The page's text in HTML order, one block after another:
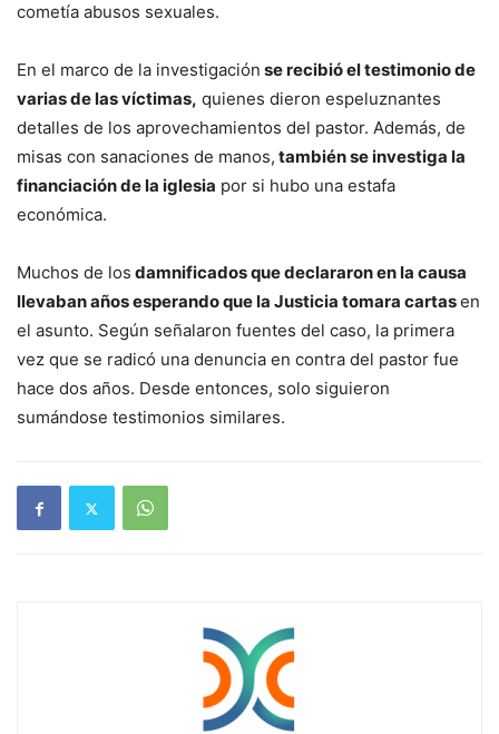
cometía abusos sexuales.
En el marco de la investigación se recibió el testimonio de
varias de las víctimas, quienes dieron espeluznantes
detalles de los aprovechamientos del pastor. Además, de
misas con sanaciones de manos, también se investiga la
financiación de la iglesia por si hubo una estafa
económica.
Muchos de los damnificados que declararon en la causa
llevaban años esperando que la Justicia tomara cartasen
el asunto. Según señalaron fuentes del caso, la primera
vez que se radicó una denuncia en contra del pastor fue
hace dos años. Desde entonces, solo siguieron
sumándose testimonios similares.